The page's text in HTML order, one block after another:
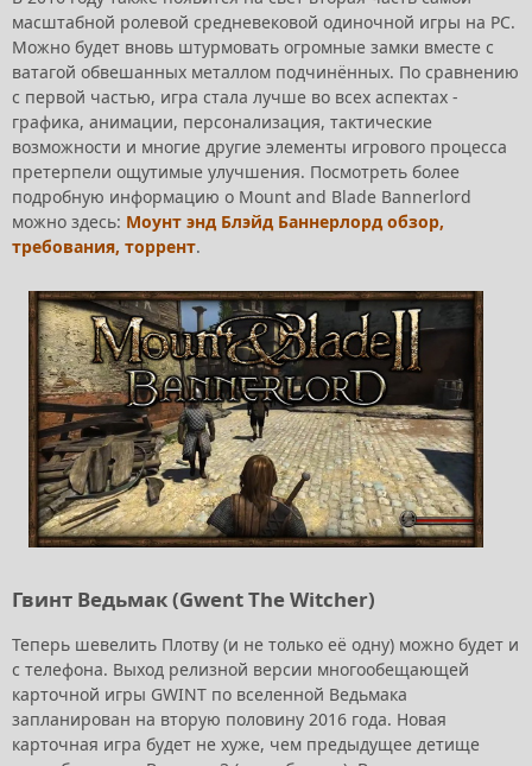
масштабной ролевой средневековой одиночной игры на PC.
Можно будет вновь штурмовать огромные замки вместе с
ватагой обвешанных металлом подчинённых. По сравнению
с первой частью, игра стала лучше во всех аспектах -
графика, анимации, персонализация, тактические
возможности и многие другие элементы игрового процесса
претерпели ощутимые улучшения. Посмотреть более
подробную информацию о Mount and Blade Bannerlord
можно здесь: Моунт энд Блэйд Баннерлорд обзор,
требования, торрент.
Гвинт Ведьмак (Gwent The Witcher)
Теперь шевелить Плотву (и не только её одну) можно будет и
с телефона. Выход релизной версии многообещающей
карточной игры GWINT по вселенной Ведьмака
запланирован на вторую половину 2016 года. Новая
карточная игра будет не хуже, чем предыдущее детище